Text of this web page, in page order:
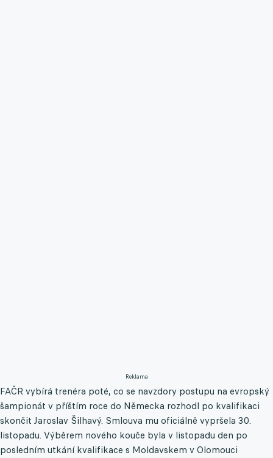
Reklama
FAČR vybírá trenéra poté, co se navzdory postupu na evropský
šampionát v příštím roce do Německa rozhodl po kvalifikaci
skončit Jaroslav Šilhavý. Smlouva mu oficiálně vypršela 30.
listopadu. Výběrem nového kouče byla v listopadu den po
posledním utkání kvalifikace s Moldavskem v Olomouci